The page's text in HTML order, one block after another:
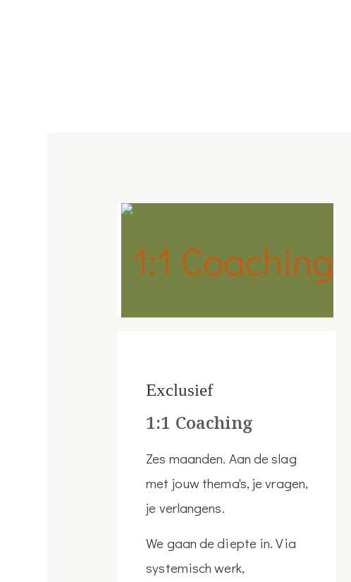
Exclusief
1:1 Coaching
Zes maanden. Aan de slag
met jouw thema's, je vragen,
je verlangens.
We gaan de diepte in. Via
systemisch werk,